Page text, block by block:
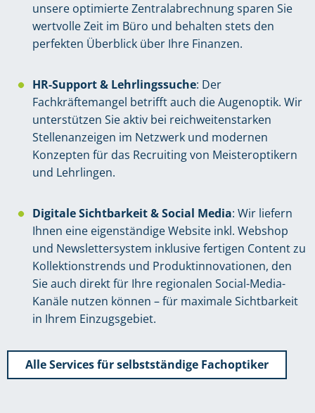
unsere optimierte Zentralabrechnung sparen Sie
wertvolle Zeit im Büro und behalten stets den
perfekten Überblick über Ihre Finanzen.
HR-Support & Lehrlingssuche: Der
Fachkräftemangel betrifft auch die Augenoptik. Wir
unterstützen Sie aktiv bei reichweitenstarken
Stellenanzeigen im Netzwerk und modernen
Konzepten für das Recruiting von Meisteroptikern
und Lehrlingen.
Digitale Sichtbarkeit & Social Media: Wir liefern
Ihnen eine eigenständige Website inkl. Webshop
und Newslettersystem inklusive fertigen Content zu
Kollektionstrends und Produktinnovationen, den
Sie auch direkt für Ihre regionalen Social-Media-
Kanäle nutzen können – für maximale Sichtbarkeit
in Ihrem Einzugsgebiet.
Alle Services für selbstständige Fachoptiker